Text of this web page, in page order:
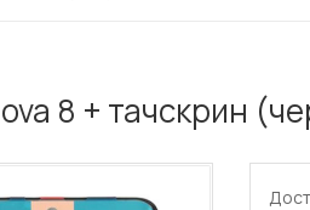
8 + тачскрин